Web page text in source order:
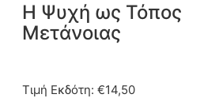
Η Ψυχή ως Τόπος
Μετάνοιας
Τιμή Εκδότη:€14,50